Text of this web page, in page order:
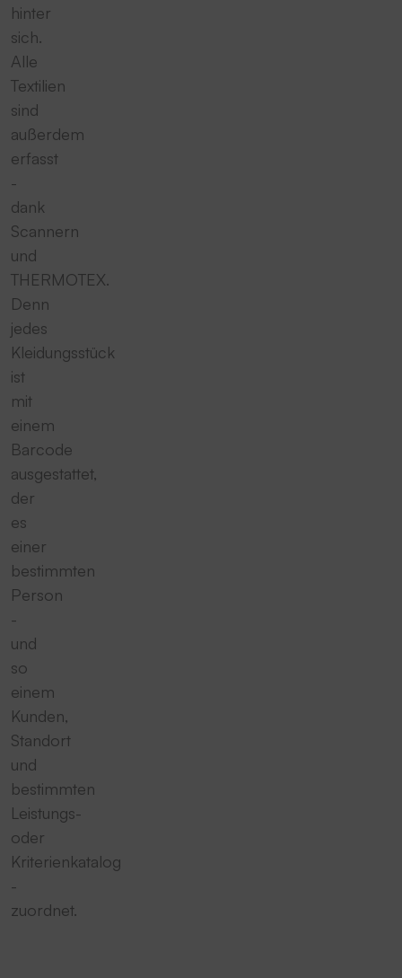
hinter
sich.
Alle
Textilien
sind
außerdem
erfasst
-
dank
Scannern
und
THERMOTEX.
Denn
jedes
Kleidungsstück
ist
mit
einem
Barcode
ausgestattet,
der
es
einer
bestimmten
Person
-
und
so
einem
Kunden,
Standort
und
bestimmten
Leistungs-
oder
Kriterienkatalog
-
zuordnet.